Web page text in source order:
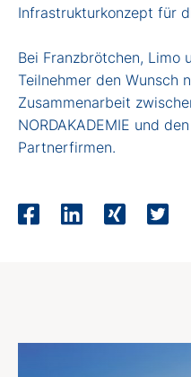
Infrastrukturkonzept für
Bei Franzbrötchen, Limo
Teilnehmer den Wunsch
Zusammenarbeit
NORDAKADEMIE und
Partnerfirmen.